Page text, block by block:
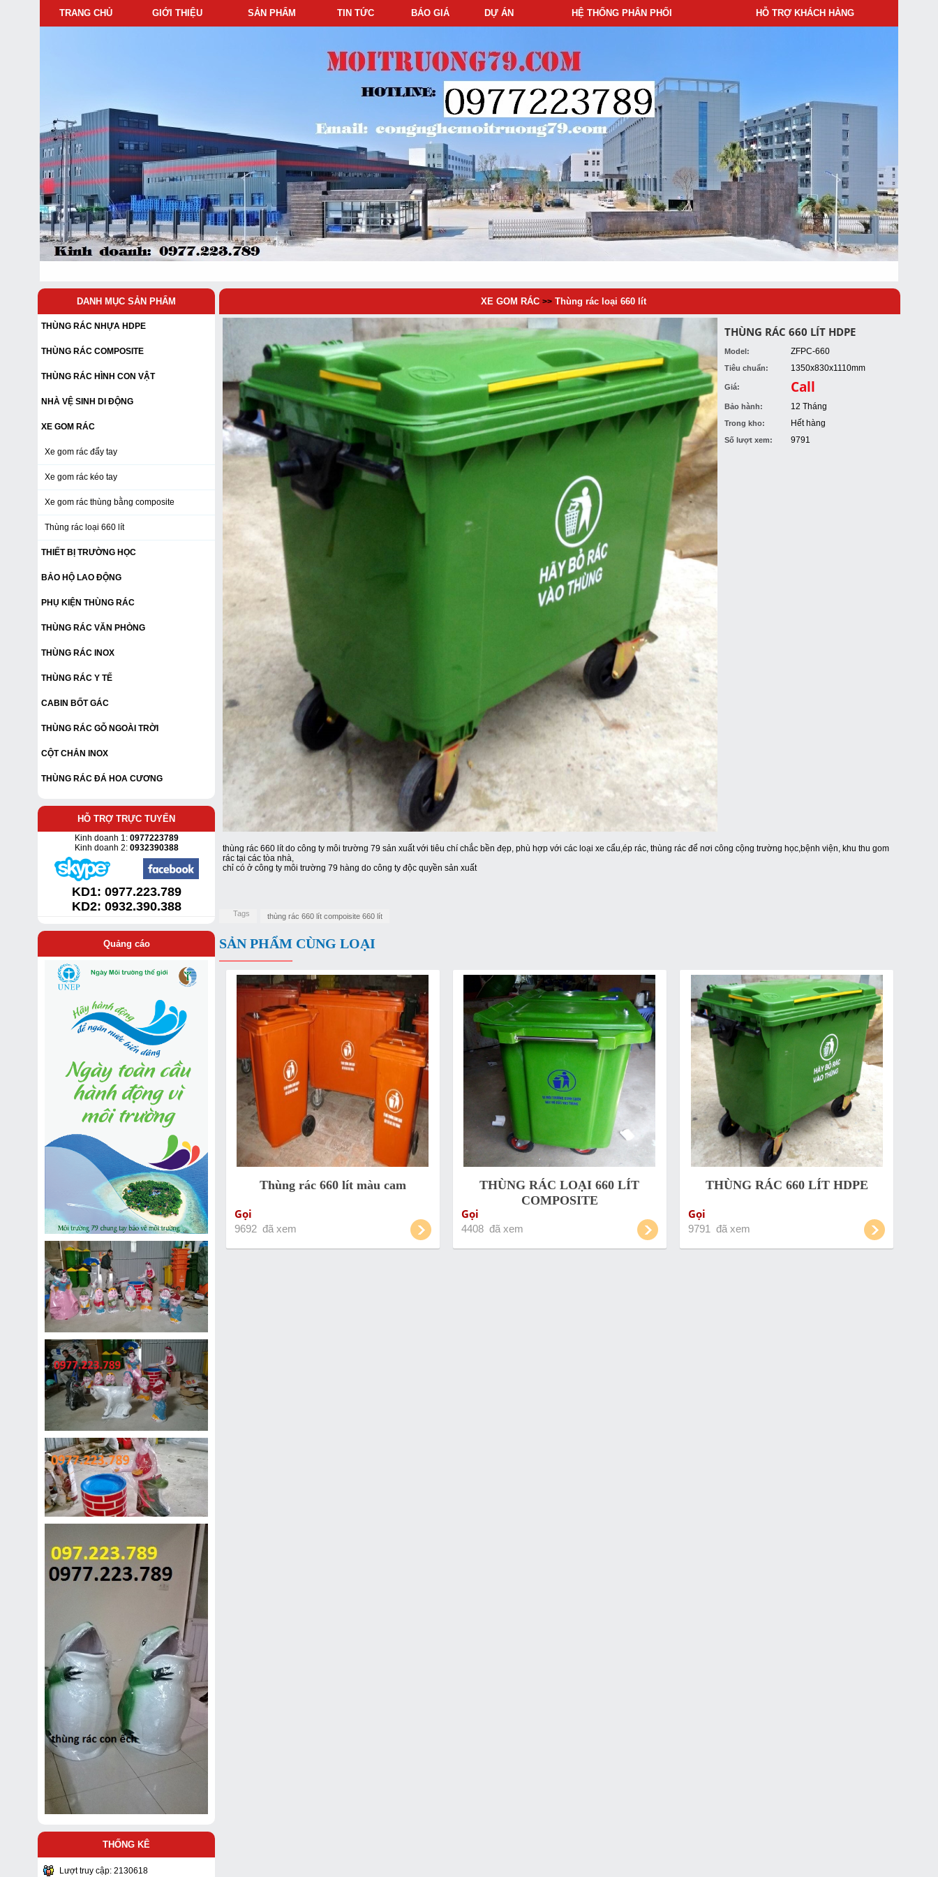
TRANG CHỦ GIỚI THIỆU SẢN PHẨM TIN TỨC BÁO GIÁ DỰ ÁN HỆ THỐNG PHÂN PHỐI HỖ TRỢ KHÁCH HÀNG
DANH MỤC SẢN PHẨM
THÙNG RÁC NHỰA HDPE
THÙNG RÁC COMPOSITE
THÙNG RÁC HÌNH CON VẬT
NHÀ VỆ SINH DI ĐỘNG
XE GOM RÁC
Xe gom rác đẩy tay
Xe gom rác kéo tay
Xe gom rác thùng bằng composite
Thùng rác loại 660 lít
THIẾT BỊ TRƯỜNG HỌC
BẢO HỘ LAO ĐỘNG
PHỤ KIỆN THÙNG RÁC
THÙNG RÁC VĂN PHÒNG
THÙNG RÁC INOX
THÙNG RÁC Y TẾ
CABIN BỐT GÁC
THÙNG RÁC GỖ NGOÀI TRỜI
CỘT CHẮN INOX
THÙNG RÁC ĐÁ HOA CƯƠNG
HỖ TRỢ TRỰC TUYẾN
Kinh doanh 1:0977223789
Kinh doanh 2: 0932390388
KD1: 0977.223.789
KD2: 0932.390.388
Quảng cáo
THỐNG KÊ
Lượt truy cập: 2130618
XE GOM RÁC >> Thùng rác loại 660 lít
THÙNG RÁC 660 LÍT HDPE
Model: ZFPC-660
Tiêu chuẩn: 1350x830x1110mm
Giá: Call
Bảo hành: 12 Tháng
Trong kho: Hết hàng
Số lượt xem: 9791
thùng rác 660 lít do công ty môi trường 79 sản xuất với tiêu chí chắc bền đẹp, phù hợp với các loại xe cẩu,ép rác, thùng rác để nơi công cộng trường học,bệnh viện, khu thu gom
rác tại các tòa nhà,
chỉ có ở công ty môi trường 79 hàng do công ty độc quyền sản xuất
Tags thùng rác 660 lít compoisite 660 lít
SẢN PHẨM CÙNG LOẠI
Thùng rác 660 lít màu cam
Gọi
9692 đã xem
THÙNG RÁC LOẠI 660 LÍT
COMPOSITE
Gọi
4408 đã xem
THÙNG RÁC 660 LÍT HDPE
Gọi
9791 đã xem